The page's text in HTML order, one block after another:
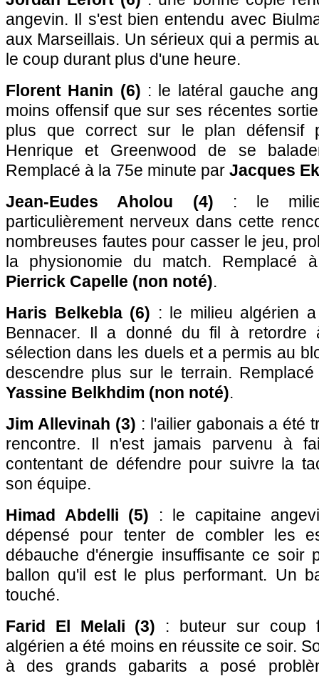
angevin. Il s'est bien entendu avec
aux Marseillais. Un sérieux qui a permis
le coup durant plus d'une heure.
Florent Hanin (6) : le latéral gauche
moins offensif que sur ses récentes
plus que correct sur le plan défensif
Henrique et Greenwood de se
Remplacé à la 75e minute par Jacques
Jean-Eudes Aholou (4) : le
particulièrement nerveux dans cette
nombreuses fautes pour casser le jeu,
la physionomie du match. Remplacé
Pierrick Capelle (non noté).
Haris Belkebla (6) : le milieu algérien
Bennacer. Il a donné du fil à retordre
sélection dans les duels et a permis au
descendre plus sur le terrain.
Yassine Belkhdim (non noté).
Jim Allevinah (3) : l'ailier gabonais a été
rencontre. Il n'est jamais parvenu à
contentant de défendre pour suivre la
son équipe.
Himad Abdelli (5) : le capitaine
dépensé pour tenter de combler les
débauche d'énergie insuffisante ce soir
ballon qu'il est le plus performant. Un
touché.
Farid El Melali (3) : buteur sur coup
algérien a été moins en réussite ce soir.
à des grands gabarits a posé